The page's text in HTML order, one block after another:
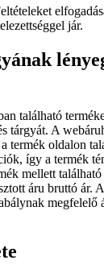
jár.
található
tárgyát. A
termék oldalon
így a termék
mellett
áru bruttó ár.
megfelelő